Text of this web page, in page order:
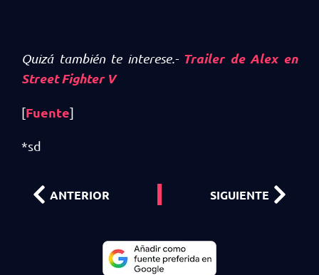
Quizá también te interese.- Trailer de Alex en
Street Fighter V
[Fuente]
*sd
ANTERIOR SIGUIENTE